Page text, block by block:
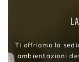
Ti offriamo la
ambientazioni